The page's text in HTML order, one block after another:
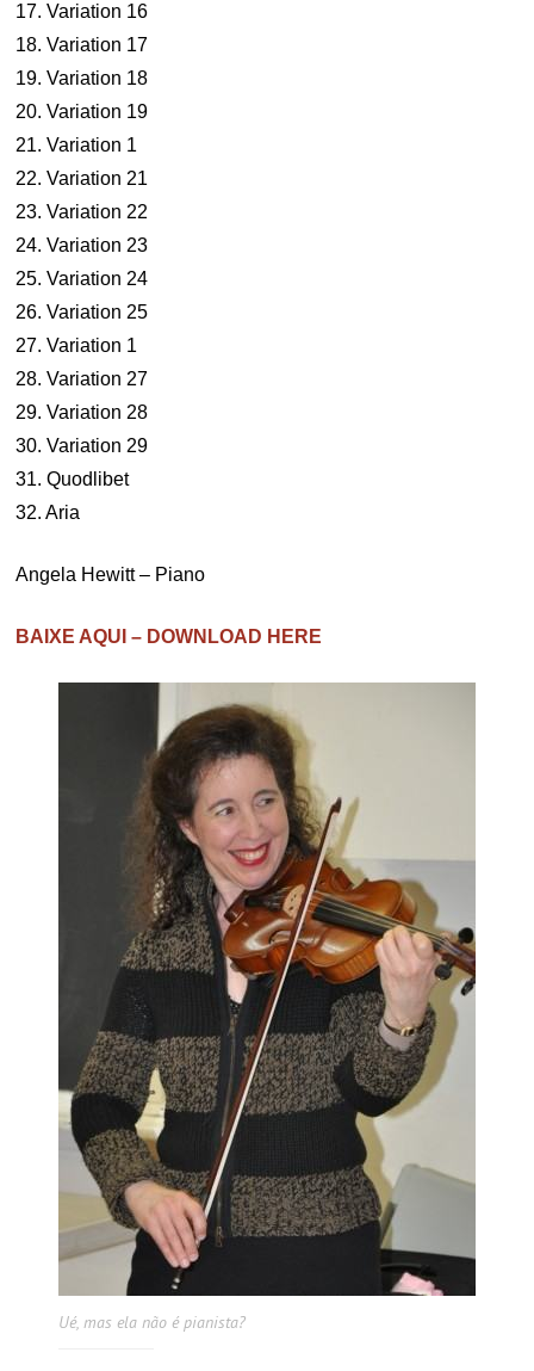
17. Variation 16
18. Variation 17
19. Variation 18
20. Variation 19
21. Variation 1
22. Variation 21
23. Variation 22
24. Variation 23
25. Variation 24
26. Variation 25
27. Variation 1
28. Variation 27
29. Variation 28
30. Variation 29
31. Quodlibet
32. Aria
Angela Hewitt – Piano
BAIXE AQUI – DOWNLOAD HERE
Ué, mas ela não é pianista?